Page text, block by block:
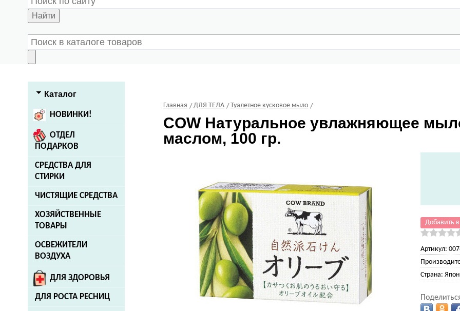
Найти
Каталог
НОВИНКИ!
ОТДЕЛ
ПОДАРКОВ
СРЕДСТВА ДЛЯ
СТИРКИ
ЧИСТЯЩИЕ СРЕДСТВА
ХОЗЯЙСТВЕННЫЕ
ТОВАРЫ
ОСВЕЖИТЕЛИ
ВОЗДУХА
ДЛЯ ЗДОРОВЬЯ
ДЛЯ РОСТА РЕСНИЦ
Главная ДЛЯ ТЕЛА Туалетное кусковое мыло
COWНатуральное увлажняющее
маслом, 100 гр.
Добавить
Артикул:
Страна: